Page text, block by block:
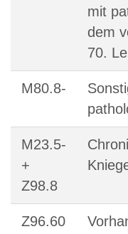
mit
dem
70.
M80.8-
M23.5-
+
Z98.8
Z96.60